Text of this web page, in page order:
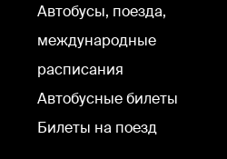
Автобусы, поезда,
международные
расписания
Автобусные билеты
Билеты на поезд